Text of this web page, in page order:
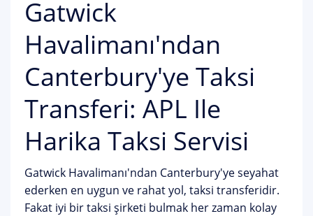
Gatwick
Havalimanı'ndan
Canterbury'ye Taksi
Transferi: APL Ile
Harika Taksi Servisi
Gatwick Havalimanı'ndan Canterbury'ye seyahat
ederken en uygun ve rahat yol, taksi transferidir.
Fakat iyi bir taksi şirketi bulmak her zaman kolay